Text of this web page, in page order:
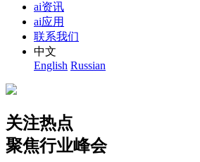
ai资讯
ai应用
联系我们
中文
English Russian
关注热点
聚焦行业峰会